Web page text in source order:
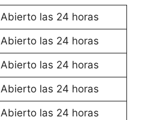
Abierto las 24 horas
Abierto las 24 horas
Abierto las 24 horas
Abierto las 24 horas
Abierto las 24 horas